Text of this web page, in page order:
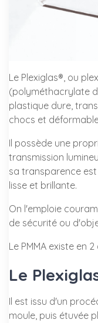
Le Plexiglas®, ou
(polyméthacrylate
plastique dure,
chocs et
Il possède une
transmission
sa transparence
lisse et brillante.
On l'emploie
de sécurité ou
Le PMMA existe en
Le
Il est issu d'un
moule, puis étuvée